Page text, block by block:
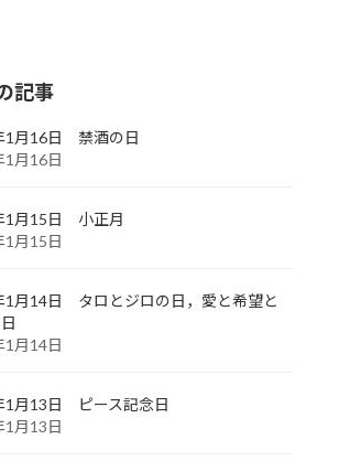
記事
1月16日 禁酒の日
1月16日
1月15日 小正月
1月15日
1月14日 タロとジロの日，愛と希望と
1月14日
1月13日 ピース記念日
1月13日